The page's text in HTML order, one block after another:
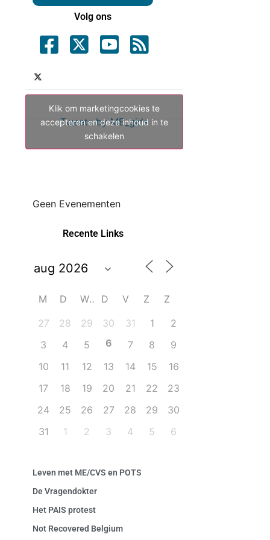
Volg ons
Tweets by ME_gids
Klik om marketingcookies te
accepteren en deze inhoud in te
schakelen
Geen Evenementen
Recente Links
M D W D V Z
Z
27
28 29 30 31 1
2
3
4 5 6 7 8
9
10
11 12 13 14 15
16
17
18 19 20 21 22
23
24
25 26 27 28 29
30
31
1 2 3 4 5 6
Leven met ME/CVS en POTS
De Vragendokter
Het PAIS protest
Not Recovered Belgium